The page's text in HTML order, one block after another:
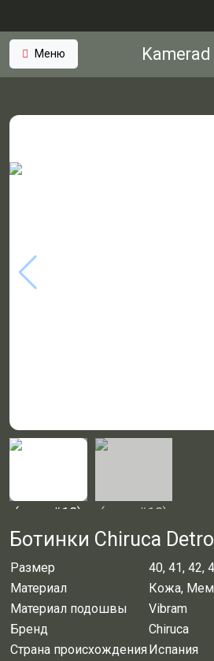
Меню Kamerad
Ботинки Chiruca
Размер
40, 41, 42,
Материал
Кожа,
Материал подошвы
Vibram
Бренд
Chiruca
Страна происхождения Испания